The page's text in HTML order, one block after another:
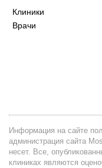
Клиники
Врачи
Информация на сайте
администрация сайта
несет. Все,
клиниках являются